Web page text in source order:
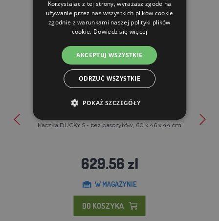
Kaczka DUCKY S - bez pasożytów, 60 x 46 x 44 cm
629.56 zl
W MAGAZYNIE
DO KOSZYKA
Korzystając z tej strony, wyrażasz zgodę na
używanie przez nas wszystkich plików cookie
zgodnie z warunkami naszej polityki plików
cookie. Dowiedz się więcej
AKCEPTUJ WSZYSTKIE
ODRZUĆ WSZYSTKIE
POKAŻ SZCZEGÓŁY